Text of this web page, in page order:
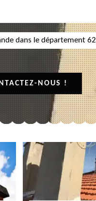
dans le département 62
NOUS !